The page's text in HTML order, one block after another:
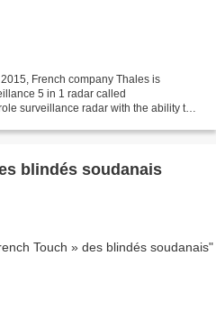
French company Thales is
5 in 1 radar called
surveillance radar with the ability to
blindés soudanais